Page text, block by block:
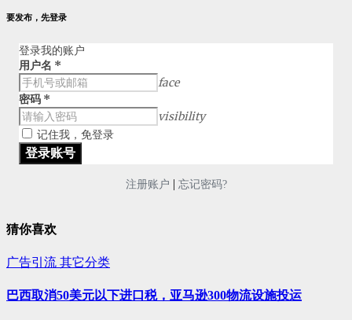
要发布，先登录
登录我的账户
用户名 *
face
密码 *
visibility
记住我，免登录
注册账户 | 忘记密码?
猜你喜欢
广告引流 其它分类
巴西取消50美元以下进口税，亚马逊300物流设施投运